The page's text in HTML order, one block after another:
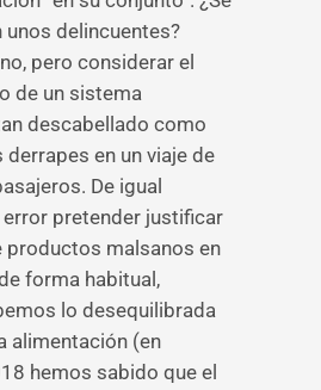
unos delincuentes?
pero considerar el
de un sistema
descabellado como
en un viaje de
De igual
error pretender justificar
productos malsanos en
forma habitual,
lo desequilibrada
alimentación (en
hemos sabido que el